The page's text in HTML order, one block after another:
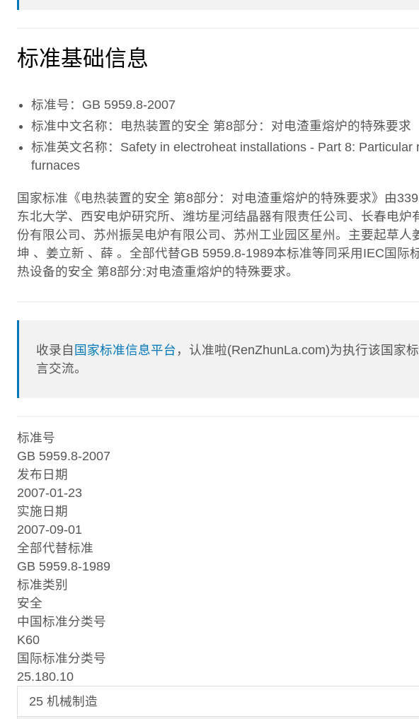
标准基础信息
标准号：GB 5959.8-2007
标准中文名称：电热装置的安全 第8部分：对电渣重熔炉的特殊要求
标准英文名称：Safety in electroheat installations - Part 8:
furnaces
国家标准《电热装置的安全 第8部分：对电渣重熔炉的特殊要求》由
东北大学、西安电炉研究所、潍坊星河结晶器有限责任公司、长春电
份有限公司、苏州振吴电炉有限公司、苏州工业园区星州。主要起草
坤 、姜立新 、薛 。全部代替GB 5959.8-1989本标准等同采用IEC国际
热设备的安全 第8部分:对电渣重熔炉的特殊要求。
收录自 国家标准信息平台 ，认准啦(RenZhunLa.com)为执行该国家
言交流。
标准号
GB 5959.8-2007
发布日期
2007-01-23
实施日期
2007-09-01
全部代替标准
GB 5959.8-1989
标准类别
安全
中国标准分类号
K60
国际标准分类号
25.180.10
25 机械制造